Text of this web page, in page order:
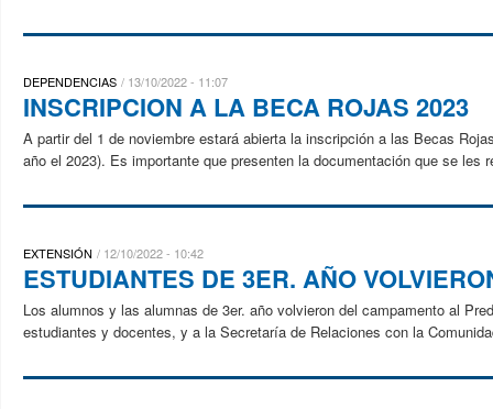
DEPENDENCIAS 13/10/2022 - 11:07
INSCRIPCION A LA BECA ROJAS 2023
A partir del 1 de noviembre estará abierta la inscripción a las Becas
año el 2023). Es importante que presenten la documentación que se les
EXTENSIÓN 12/10/2022 - 10:42
ESTUDIANTES DE 3ER. AÑO
Los alumnos y las alumnas de 3er. año volvieron del campamento al
estudiantes y docentes, y a la Secretaría de Relaciones con la